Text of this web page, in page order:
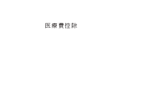
医療費控除